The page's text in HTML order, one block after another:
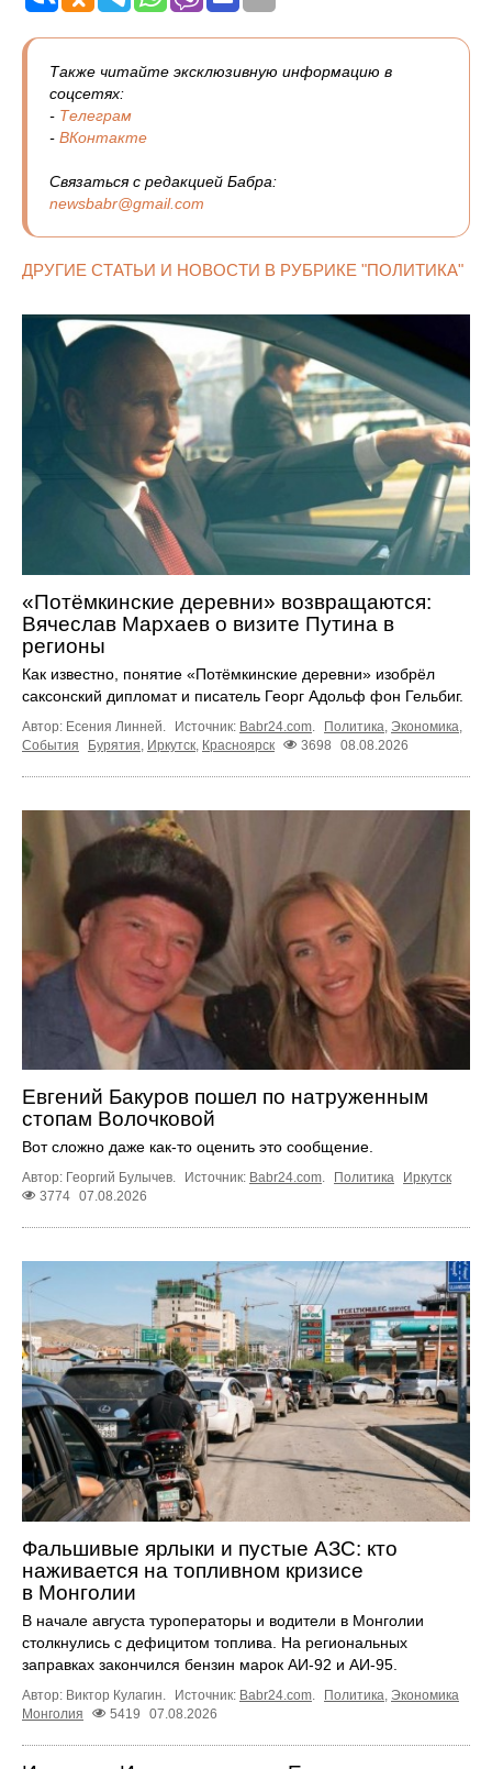
Также читайте эксклюзивную информацию в
соцсетях:
- Телеграм
- ВКонтакте
Связаться с редакцией Бабра:
newsbabr@gmail.com
ДРУГИЕ СТАТЬИ И НОВОСТИ В РУБРИКЕ "ПОЛИТИКА"
«Потёмкинские деревни» возвращаются:
Вячеслав Мархаев о визите Путина в
регионы
Как известно, понятие «Потёмкинские деревни» изобрёл
саксонский дипломат и писатель Георг Адольф фон Гельбиг.
Автор: Есения Линней. Источник: Babr24.com Политика Экономика
События
Бурятия Иркутск Красноярск 3698 08.08.2026
Евгений Бакуров пошел по натруженным
стопам Волочковой
Вот сложно даже как-то оценить это сообщение.
Автор: Георгий Булычев. Источник: Babr24.com. Политика
Иркутск
3774 07.08.2026
Фальшивые ярлыки и пустые АЗС: кто
наживается на топливном кризисе
в Монголии
В начале августа туроператоры и водители в Монголии
столкнулись с дефицитом топлива. На региональных
заправках закончился бензин марок АИ-92 и АИ-95.
Автор: Виктор Кулагин. Источник: Babr24.com. Политика, Экономика
Монголия
5419 07.08.2026